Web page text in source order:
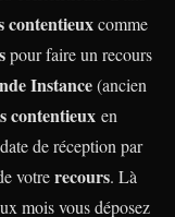
contentieuxcomme
pour faire un recours
Instance(ancien
contentieux en
de réception par
votrerecours. Là
mois vous déposez